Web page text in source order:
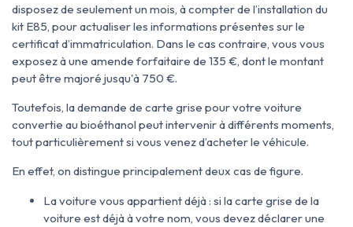
disposez de seulement un mois, à compter de l’installation du
kit E85, pour actualiser les informations présentes sur le
certificat d’immatriculation. Dans le cas contraire, vous vous
exposez à une amende forfaitaire de 135 €, dont le montant
peut être majoré jusqu'à 750 €.
Toutefois, la demande de carte grise pour votre voiture
convertie au bioéthanol peut intervenir à différents moments,
tout particulièrement si vous venez d’acheter le véhicule.
En effet, on distingue principalement deux cas de figure.
La voiture vous appartient déjà : si la carte grise de la
voiture est déjà à votre nom, vous devez déclarer une